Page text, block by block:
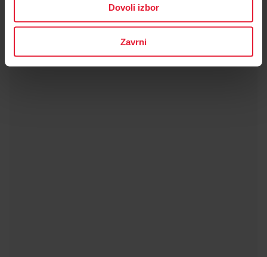
Dovoli izbor
Zavrni